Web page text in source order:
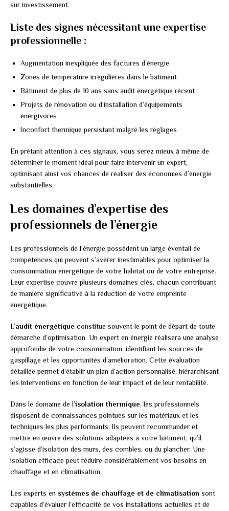
sur investissement.
Liste des signes nécessitant une expertise
professionnelle :
Augmentation inexpliquée des factures d’énergie
Zones de température irrégulières dans le bâtiment
Bâtiment de plus de 10 ans sans audit énergétique récent
Projets de rénovation ou d’installation d’équipements
énergivores
Inconfort thermique persistant malgré les réglages
En prêtant attention à ces signaux, vous serez mieux à même de
déterminer le moment idéal pour faire intervenir un expert,
optimisant ainsi vos chances de réaliser des économies d’énergie
substantielles.
Les domaines d’expertise des
professionnels de l’énergie
Les professionnels de l’énergie possèdent un large éventail de
compétences qui peuvent s’avérer inestimables pour optimiser la
consommation énergétique de votre habitat ou de votre entreprise.
Leur expertise couvre plusieurs domaines clés, chacun contribuant
de manière significative à la réduction de votre empreinte
énergétique.
L’audit énergétique constitue souvent le point de départ de toute
démarche d’optimisation. Un expert en énergie réalisera une analyse
approfondie de votre consommation, identifiant les sources de
gaspillage et les opportunités d’amélioration. Cette évaluation
détaillée permet d’établir un plan d’action personnalisé, hiérarchisant
les interventions en fonction de leur impact et de leur rentabilité.
Dans le domaine de l’isolation thermique, les professionnels
disposent de connaissances pointues sur les matériaux et les
techniques les plus performants. Ils peuvent recommander et
mettre en œuvre des solutions adaptées à votre bâtiment, qu’il
s’agisse d’isolation des murs, des combles, ou du plancher. Une
isolation efficace peut réduire considérablement vos besoins en
chauffage et en climatisation.
Les experts en systèmes de chauffage et de climatisation sont
capables d’évaluer l’efficacité de vos installations actuelles et de